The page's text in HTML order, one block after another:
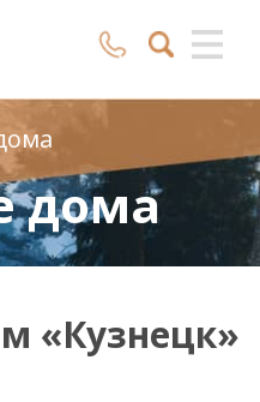
дома
«Кузнецк»